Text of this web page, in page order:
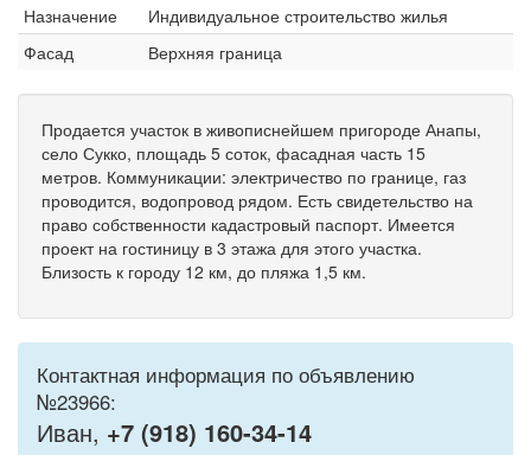
Назначение
Индивидуальное строительство жилья
Фасад
Верхняя граница
Продается участок в живописнейшем пригороде Анапы,
село Сукко, площадь 5 соток, фасадная часть 15
метров. Коммуникации: электричество по границе, газ
проводится, водопровод рядом. Есть свидетельство на
право собственности кадастровый паспорт. Имеется
проект на гостиницу в 3 этажа для этого участка.
Близость к городу 12 км, до пляжа 1,5 км.
Контактная информация по объявлению
№23966:
Иван, +7 (918) 160-34-14